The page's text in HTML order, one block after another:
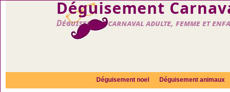
Déguisement
Déguisement carnaval adulte, femme et
Déguisement noel Déguisement animaux